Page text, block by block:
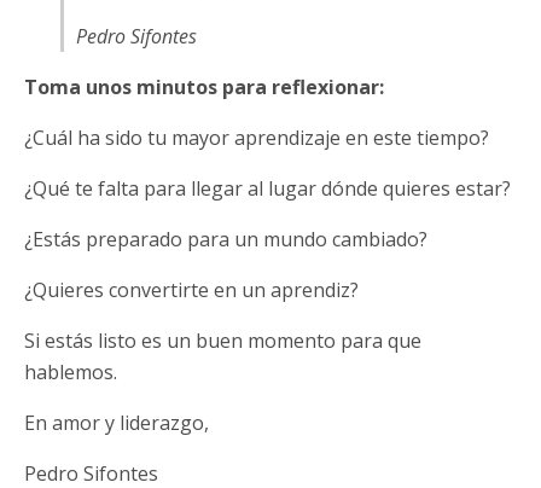
Pedro Sifontes
Toma unos minutos para reflexionar:
¿Cuál ha sido tu mayor aprendizaje en este tiempo?
¿Qué te falta para llegar al lugar dónde quieres estar?
¿Estás preparado para un mundo cambiado?
¿Quieres convertirte en un aprendiz?
Si estás listo es un buen momento para que
hablemos.
En amor y liderazgo,
Pedro Sifontes